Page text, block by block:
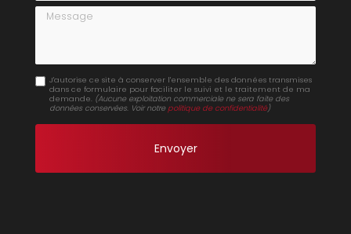
Message
J'autorise ce site à conserver l'ensemble des données transmises
dans ce formulaire pour faciliter le suivi et le traitement de ma
demande. (Aucune exploitation commerciale ne sera faite des
données conservées. Voir notre politique de confidentialité)